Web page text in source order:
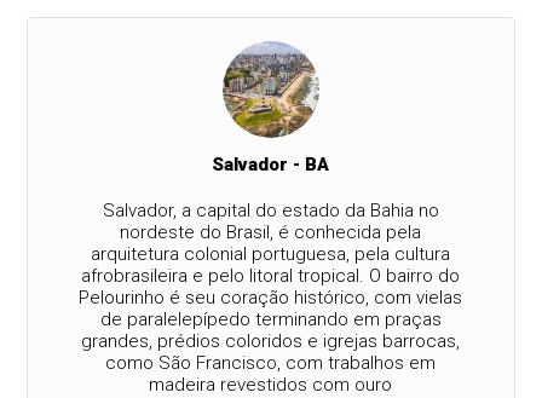
Salvador - BA
Salvador, a capital do estado da Bahia no
nordeste do Brasil, é conhecida pela
arquitetura colonial portuguesa, pela cultura
afrobrasileira e pelo litoral tropical. O bairro do
Pelourinho é seu coração histórico, com vielas
de paralelepípedo terminando em praças
grandes, prédios coloridos e igrejas barrocas,
como São Francisco, com trabalhos em
madeira revestidos com ouro